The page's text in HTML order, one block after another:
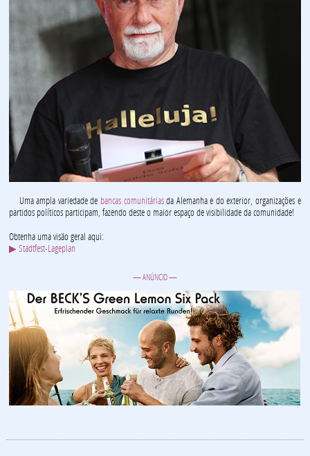
Uma ampla variedade de bancas comunitáriasda Alemanha e do exterior, organizações e
partidos políticos participam, fazendo deste o maior espaço de visibilidade da comunidade!
Obtenha uma visão geral aqui:
▶ Stadtfest-Lageplan
— ANÚNCIO —